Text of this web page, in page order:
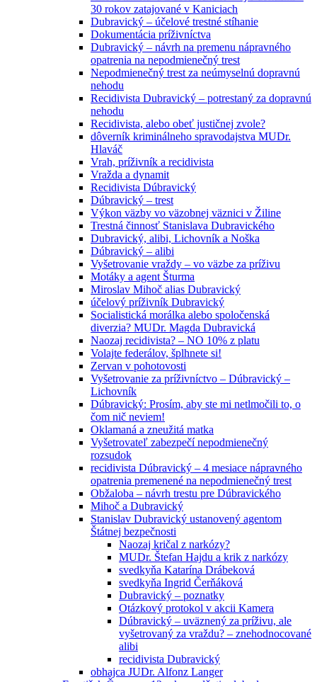
30 rokov zatajované v Kaniciach
Dubravický – účelové trestné stíhanie
Dokumentácia príživníctva
Dubravický – návrh na premenu nápravného
opatrenia na nepodmienečný trest
Nepodmienečný trest za neúmyselnú dopravnú
nehodu
Recidivista Dubravický – potrestaný za dopravnú
nehodu
Recidivista, alebo obeť justičnej zvole?
dôverník kriminálneho spravodajstva MUDr.
Hlaváč
Vrah, príživník a recidivista
Vražda a dynamit
Recidivista Dúbravický
Dúbravický – trest
Výkon väzby vo väzobnej väznici v Žiline
Trestná činnosť Stanislava Dubravického
Dubravický, alibi, Lichovník a Noška
Dúbravický – alibi
Vyšetrovanie vraždy – vo väzbe za príživu
Motáky a agent Šturma
Miroslav Mihoč alias Dubravický
účelový príživník Dubravický
Socialistická morálka alebo spoločenská
diverzia? MUDr. Magda Dubravická
Naozaj recidivista? – NO 10% z platu
Volajte federálov, šplhnete si!
Zervan v pohotovosti
Vyšetrovanie za príživníctvo – Dúbravický –
Lichovník
Dúbravický: Prosím, aby ste mi netlmočili to, o
čom nič neviem!
Oklamaná a zneužitá matka
Vyšetrovateľ zabezpečí nepodmienečný
rozsudok
recidivista Dúbravický – 4 mesiace nápravného
opatrenia premenené na nepodmienečný trest
Obžaloba – návrh trestu pre Dúbravického
Mihoč a Dubravický
Stanislav Dubravický ustanovený agentom
Štátnej bezpečnosti
Naozaj kričal z narkózy?
MUDr. Štefan Hajdu a krik z narkózy
svedkyňa Katarína Drábeková
svedkyňa Ingrid Čerňáková
Dubravický – poznatky
Otázkový protokol v akcii Kamera
Dúbravický – uväznený za príživu, ale
vyšetrovaný za vraždu? – znehodnocované
alibi
recidivista Dubravický
obhajca JUDr. Alfonz Langer